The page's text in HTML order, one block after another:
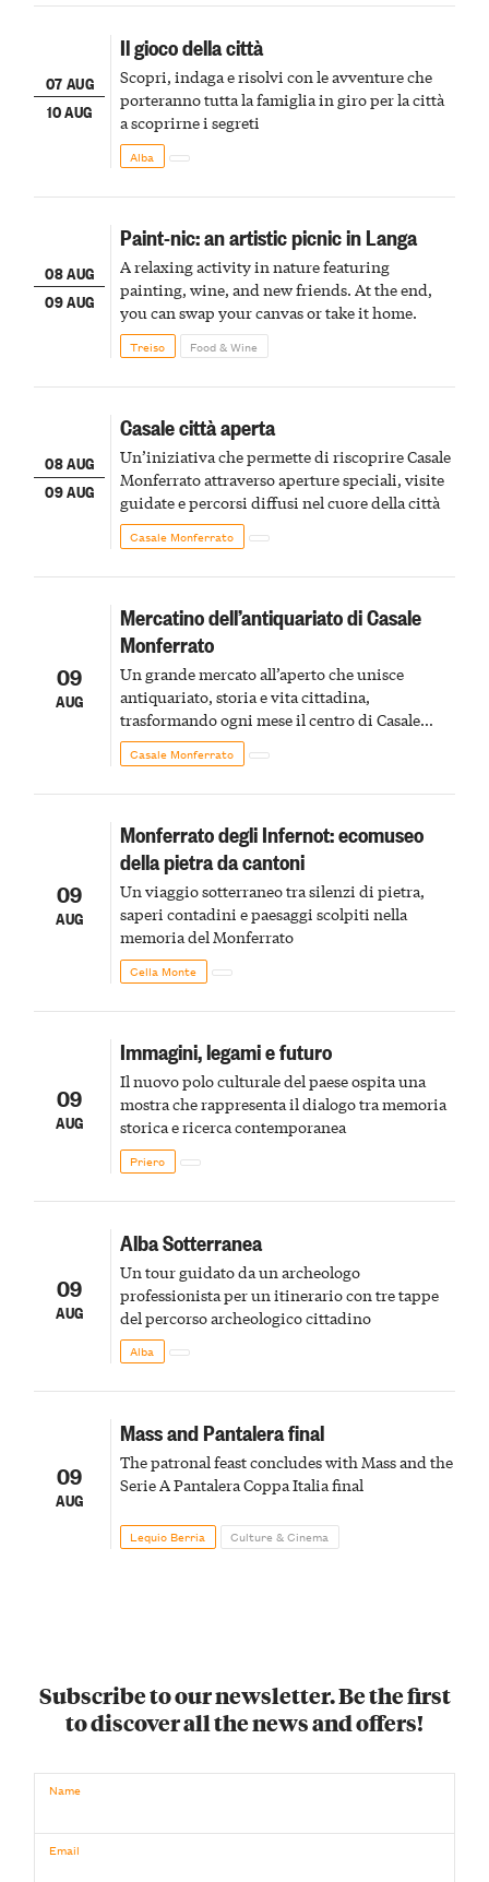
07 AUG
10 AUG
Il gioco della città
Scopri, indaga e risolvi con le avventure che
porteranno tutta la famiglia in giro per la città
a scoprirne i segreti
Alba
08 AUG
09 AUG
Paint-nic: an artistic picnic in Langa
A relaxing activity in nature featuring
painting, wine, and new friends. At the end,
you can swap your canvas or take it home.
Treiso Food & Wine
08 AUG
09 AUG
Casale città aperta
Un’iniziativa che permette di riscoprire Casale
Monferrato attraverso aperture speciali, visite
guidate e percorsi diffusi nel cuore della città
Casale Monferrato
09
AUG
Mercatino dell’antiquariato di Casale
Monferrato
Un grande mercato all’aperto che unisce
antiquariato, storia e vita cittadina,
trasformando ogni mese il centro di Casale
Monferrato in un luogo di scoperta e racconto
Casale Monferrato
09
AUG
Monferrato degli Infernot: ecomuseo
della pietra da cantoni
Un viaggio sotterraneo tra silenzi di pietra,
saperi contadini e paesaggi scolpiti nella
memoria del Monferrato
Cella Monte
09
AUG
Immagini, legami e futuro
Il nuovo polo culturale del paese ospita una
mostra che rappresenta il dialogo tra memoria
storica e ricerca contemporanea
Priero
09
AUG
Alba Sotterranea
Un tour guidato da un archeologo
professionista per un itinerario con tre tappe
del percorso archeologico cittadino
Alba
09
AUG
Mass and Pantalera final
The patronal feast concludes with Mass and the
Serie A Pantalera Coppa Italia final
Lequio Berria Culture & Cinema
Subscribe to our newsletter. Be the first
to discover all the news and offers!
Name
Email